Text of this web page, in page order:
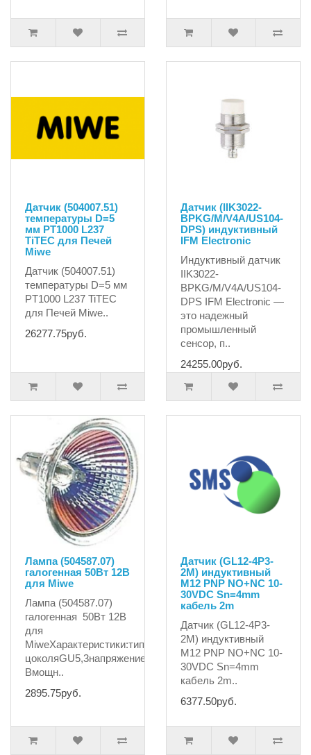
Датчик (504007.51)
температуры D=5
мм PT1000 L237
TiTEC для Печей
Miwe
Датчик (504007.51)
температуры D=5 мм
PT1000 L237 TiTEC
для Печей Miwe..
26277.75руб.
Датчик (IIK3022-
BPKG/M/V4A/US104-
DPS) индуктивный
IFM Electronic
Индуктивный датчик
IIK3022-
BPKG/M/V4A/US104-
DPS IFM Electronic —
это надежный
промышленный
сенсор, п..
24255.00руб.
Лампа (504587.07)
галогенная 50Вт 12В
для Miwe
Лампа (504587.07)
галогенная 50Вт 12В
для
MiweХарактеристики:тип
цоколяGU5,3напряжение12
Вмощн..
2895.75руб.
Датчик (GL12-4P3-
2M) индуктивный
M12 PNP NO+NC 10-
30VDC Sn=4mm
кабель 2m
Датчик (GL12-4P3-
2M) индуктивный
M12 PNP NO+NC 10-
30VDC Sn=4mm
кабель 2m..
6377.50руб.